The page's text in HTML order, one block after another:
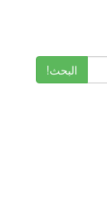
البحث!